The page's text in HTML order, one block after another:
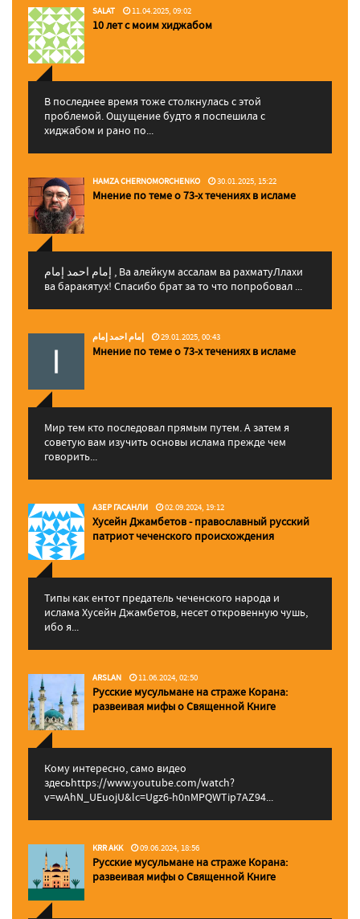
SALAT 11.04.2025, 09:02
10 лет с моим хиджабом
В последнее время тоже столкнулась с этой
проблемой. Ощущение будто я поспешила с
хиджабом и рано по...
HAMZA CHERNOMORCHENKO 30.01.2025, 15:22
Мнение по теме о 73-х течениях в исламе
إمام احمد إمام , Ва алейкум ассалам ва рахматуЛлахи
ва баракятух! Спасибо брат за то что попробовал ...
إمام احمد إمام 29.01.2025, 00:43
Мнение по теме о 73-х течениях в исламе
Мир тем кто последовал прямым путем. А затем я
советую вам изучить основы ислама прежде чем
говорить...
АЗЕР ГАСАНЛИ 02.09.2024, 19:12
Хусейн Джамбетов - православный русский
патриот чеченского происхождения
Типы как ентот предатель чеченского народа и
ислама Хусейн Джамбетов, несет откровенную чушь,
ибо я...
ARSLAN 11.06.2024, 02:50
Русские мусульмане на страже Корана:
pазвеивая мифы о Священной Книге
Кому интересно, само видео
здесьhttps://www.youtube.com/watch?
v=wAhN_UEuojU&lc=Ugz6-h0nMPQWTip7AZ94...
KRR AKK 09.06.2024, 18:56
Русские мусульмане на страже Корана:
pазвеивая мифы о Священной Книге